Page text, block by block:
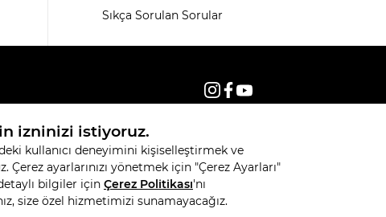
Sıkça Sorulan Sorular
© 2026, Tüm hakları saklıdır KNITSS
T-SoftE-TicaretSistemleriyle Hazırlanmıştır.